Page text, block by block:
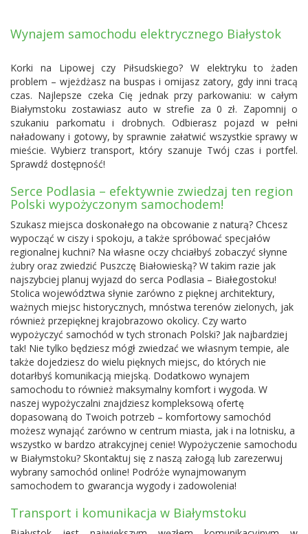
Wynajem samochodu elektrycznego Białystok
Korki na Lipowej czy Piłsudskiego? W elektryku to żaden
problem – wjeżdżasz na buspas i omijasz zatory, gdy inni tracą
czas. Najlepsze czeka Cię jednak przy parkowaniu: w całym
Białymstoku zostawiasz auto w strefie za 0 zł. Zapomnij o
szukaniu parkomatu i drobnych. Odbierasz pojazd w pełni
naładowany i gotowy, by sprawnie załatwić wszystkie sprawy w
mieście. Wybierz transport, który szanuje Twój czas i portfel.
Sprawdź dostępność!
Serce Podlasia – efektywnie zwiedzaj ten region
Polski wypożyczonym samochodem!
Szukasz miejsca doskonałego na obcowanie z naturą? Chcesz
wypocząć w ciszy i spokoju, a także spróbować specjałów
regionalnej kuchni? Na własne oczy chciałbyś zobaczyć słynne
żubry oraz zwiedzić Puszczę Białowieską? W takim razie jak
najszybciej planuj wyjazd do serca Podlasia – Białegostoku!
Stolica województwa słynie zarówno z pięknej architektury,
ważnych miejsc historycznych, mnóstwa terenów zielonych, jak
również przepięknej krajobrazowo okolicy. Czy warto
wypożyczyć samochód w tych stronach Polski? Jak najbardziej
tak! Nie tylko będziesz mógł zwiedzać we własnym tempie, ale
także dojedziesz do wielu pięknych miejsc, do których nie
dotarłbyś komunikacją miejską. Dodatkowo wynajem
samochodu to również maksymalny komfort i wygoda. W
naszej wypożyczalni znajdziesz kompleksową ofertę
dopasowaną do Twoich potrzeb – komfortowy samochód
możesz wynająć zarówno w centrum miasta, jak i na lotnisku, a
wszystko w bardzo atrakcyjnej cenie! Wypożyczenie samochodu
w Białymstoku? Skontaktuj się z naszą załogą lub zarezerwuj
wybrany samochód online! Podróże wynajmowanym
samochodem to gwarancja wygody i zadowolenia!
Transport i komunikacja w Białymstoku